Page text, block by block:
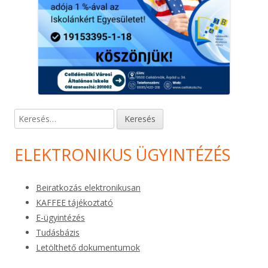
Keresés:
ELEKTRONIKUS ÜGYINTÉZÉS
Beiratkozás elektronikusan
KAFFEE tájékoztató
E-ügyintézés
Tudásbázis
Letölthető dokumentumok